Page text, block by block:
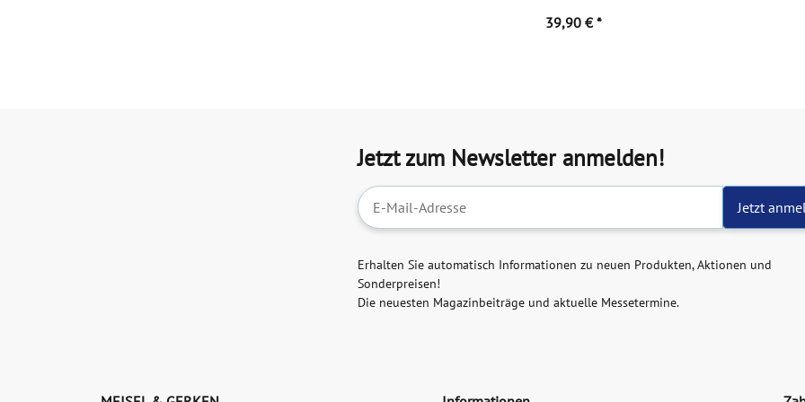
39,90 € *
Jetzt zum Newsletter anmelden!
Newsletter-Registrierung
Jetzt
Erhalten Sie automatisch Informationen zu neuen Produkten, Aktionen und
Sonderpreisen!
Die neuesten Magazinbeiträge und aktuelle Messetermine.